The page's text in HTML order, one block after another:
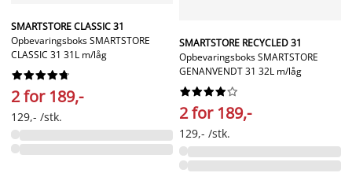
SMARTSTORE CLASSIC 31
Opbevaringsboks SMARTSTORE
CLASSIC 31 31L m/låg






2 for 189,-
129,- /stk.
SMARTSTORE RECYCLED 31
Opbevaringsboks SMARTSTORE
GENANVENDT 31 32L m/låg






2 for 189,-
129,- /stk.